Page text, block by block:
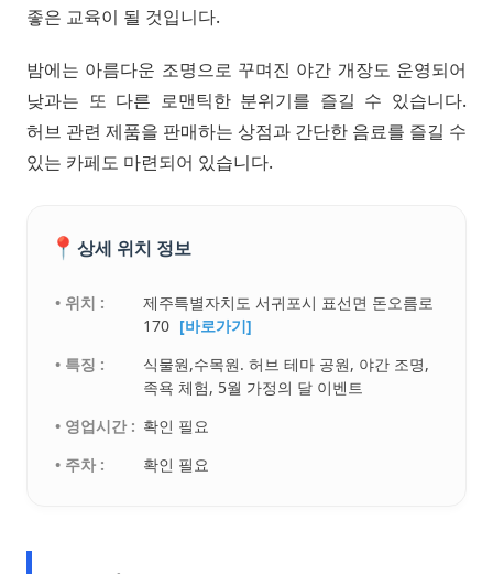
좋은 교육이 될 것입니다.
밤에는 아름다운 조명으로 꾸며진 야간 개장도 운영되어
낮과는 또 다른 로맨틱한 분위기를 즐길 수 있습니다.
허브 관련 제품을 판매하는 상점과 간단한 음료를 즐길 수
있는 카페도 마련되어 있습니다.
📍 상세 위치 정보
• 위치 :
제주특별자치도 서귀포시 표선면 돈오름로
170 [바로가기]
• 특징 :
식물원,수목원. 허브 테마 공원, 야간 조명,
족욕 체험, 5월 가정의 달 이벤트
• 영업시간 : 확인 필요
• 주차 :
확인 필요